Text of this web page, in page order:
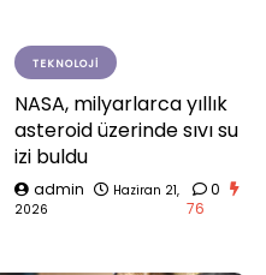
TEKNOLOJI
NASA, milyarlarca yıllık
asteroid üzerinde sıvı su
izi buldu
admin
Haziran 21,
2026
0
76